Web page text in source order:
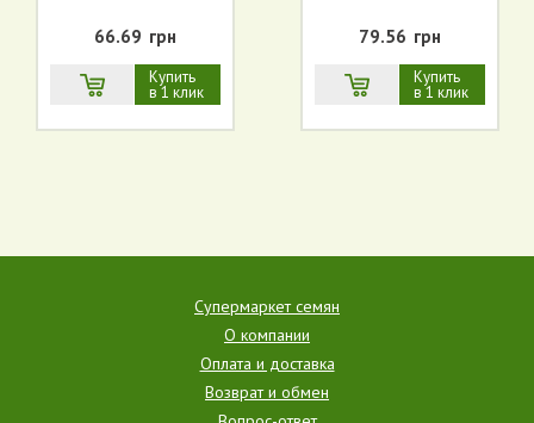
66.69 грн
Купить
в 1 клик
79.56 грн
Купить
в 1 клик
Супермаркет семян
О компании
Оплата и доставка
Возврат и обмен